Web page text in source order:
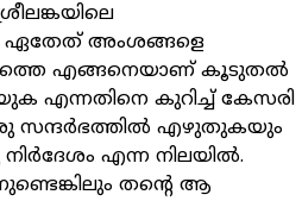
ഏതേത് അംശങ്ങളെ
എങ്ങനെയാണ് കൂടുതൽ
എന്നതിനെ കുറിച്ച് കേസരി
സന്ദർഭത്തിൽ എഴുതുകയും
എന്ന നിലയിൽ.
തന്റെ ആ